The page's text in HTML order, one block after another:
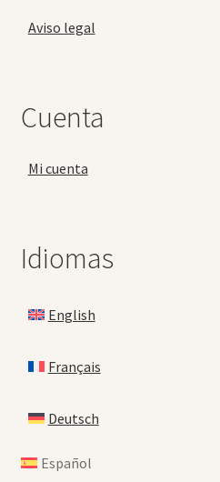
Aviso legal
Cuenta
Mi cuenta
Idiomas
English
Français
Deutsch
Español